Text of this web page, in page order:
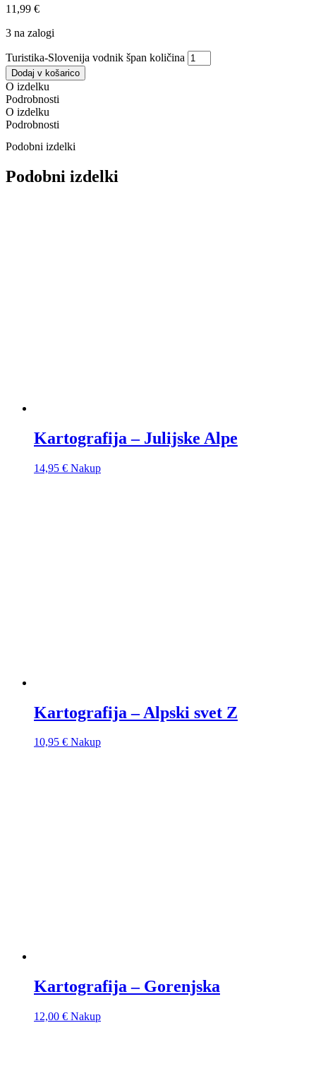
11,99 €
3 na zalogi
Turistika-Slovenija vodnik špan količina
Dodaj v košarico
O izdelku
Podrobnosti
O izdelku
Podrobnosti
Podobni izdelki
Podobni izdelki
Kartografija – Julijske Alpe
14,95 € Nakup
Kartografija – Alpski svet Z
10,95 € Nakup
Kartografija – Gorenjska
12,00 € Nakup